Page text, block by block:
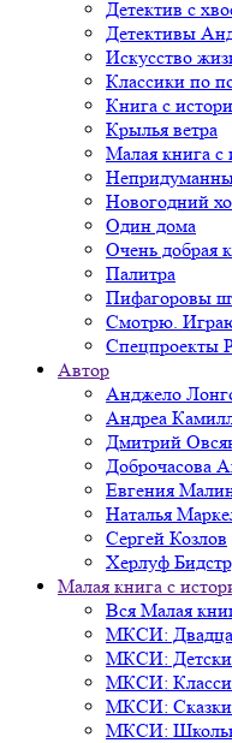
Детектив с
Детективы
Искусство
Классики по
Книга с
Крылья ветра
Малая книга с
Новогодний
Один дома
Очень добрая
Палитра
Пифагоровы
Смотрю.
Спецпроекты
Автор
Анджело
Андреа
Дмитрий
Доброчасова
Евгения
Наталья
Сергей Козлов
Херлуф
Малая книга с
Вся Малая
МКСИ:
МКСИ:
МКСИ:
МКСИ: Сказки
МКСИ: